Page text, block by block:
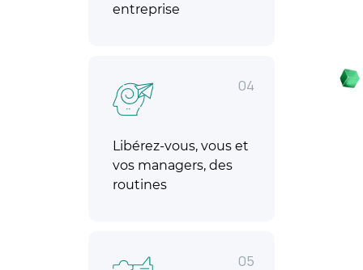
entreprise
04
Libérez-vous, vous et
vos managers, des
routines
05